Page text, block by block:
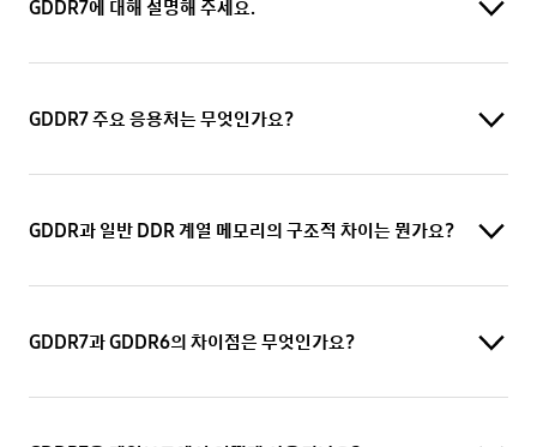
GDDR7에 대해 설명해 주세요.
GDDR7 주요 응용처는 무엇인가요?
GDDR과 일반 DDR 계열 메모리의 구조적 차이는 뭔가요?
GDDR7과 GDDR6의 차이점은 무엇인가요?